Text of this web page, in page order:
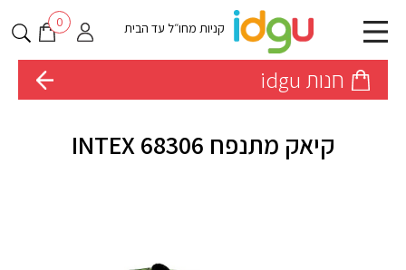
קניות מחו״ל עד הבית 0
חנות idgu
קיאק מתנפח INTEX 68306